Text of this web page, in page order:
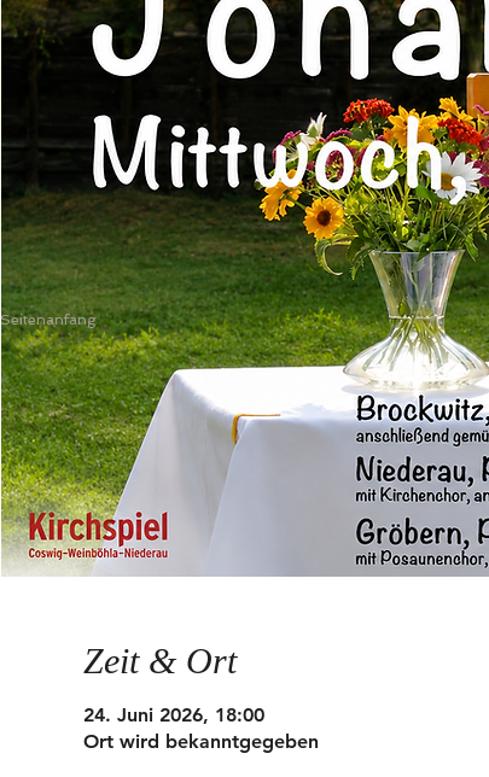
Seitenanfang
Zeit & Ort
24. Juni 2026, 18:00
Ort wird bekanntgegeben